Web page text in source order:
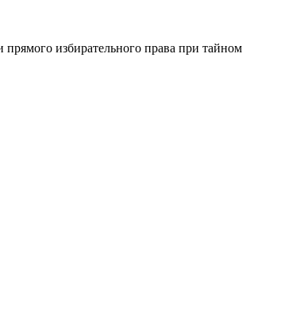
избирательного права при тайном